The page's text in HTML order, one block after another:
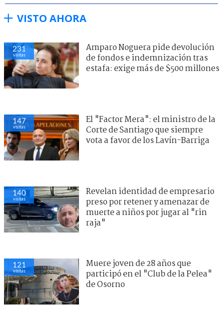
VISTO AHORA
231
visitas
Amparo Noguera pide devolución
de fondos e indemnización tras
estafa: exige más de $500 millones
147
visitas
El "Factor Mera": el ministro de la
Corte de Santiago que siempre
vota a favor de los Lavín-Barriga
140
visitas
Revelan identidad de empresario
preso por retener y amenazar de
muerte a niños por jugar al "rin
raja"
121
visitas
Muere joven de 28 años que
participó en el "Club de la Pelea"
de Osorno